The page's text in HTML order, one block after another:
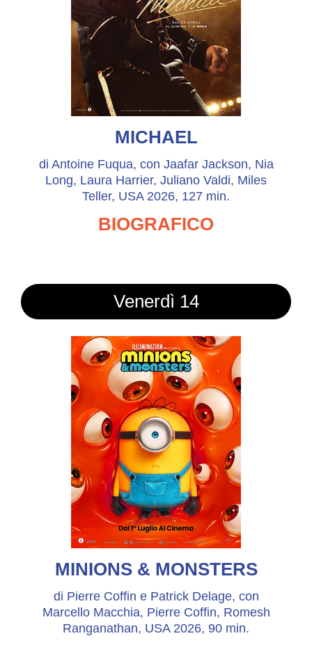
MICHAEL
di Antoine Fuqua, con Jaafar Jackson, Nia
Long, Laura Harrier, Juliano Valdi, Miles
Teller, USA 2026, 127 min.
BIOGRAFICO
Venerdì 14
MINIONS & MONSTERS
di Pierre Coffin e Patrick Delage, con
Marcello Macchia, Pierre Coffin, Romesh
Ranganathan, USA 2026, 90 min.